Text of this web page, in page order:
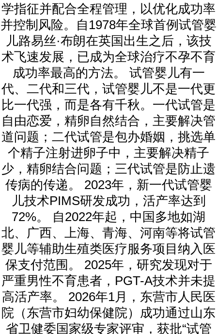
学指征并配合全程管理，以优化成功率
并控制风险。自1978年全球首例试管婴
儿路易丝·布朗在英国出生之后，该技
术飞速发展，已成为全球治疗不孕不育
成功率最高的方法。 试管婴儿有一
代、二代和三代，试管婴儿不是一代更
比一代强，而是各有千秋。一代试管是
自由恋爱，精卵自然结合，主要解决管
道问题；二代试管是包办婚姻，挑选单
个精子注射进卵子中，主要解决精子
少，精卵结合问题；三代试管是防止遗
传病的传递。 2023年，新一代试管婴
儿技术PIMS研发成功，活产率达到
72%。 自2022年起，中国多地如湖
北、广西、上海、青海、河南等将试管
婴儿等辅助生殖类医疗服务项目纳入医
保支付范围。 2025年，研究发现对于
严重男性不育患者，PGT-A技术并未提
高活产率。 2026年1月，东营市人民医
院（东营市妇幼保健院）成功通过山东
省卫健委国家级专家评审，获批“试管